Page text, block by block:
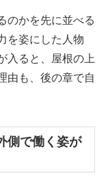
のかを先に並べる
を姿にした人物
入ると、屋根の上
由も、後の章で自
側で働く姿が